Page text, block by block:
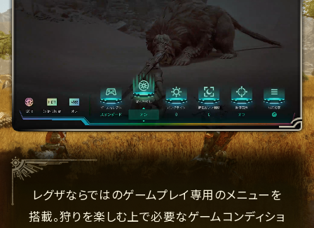
レグザならではのゲームプレイ専用のメニューを
搭載。狩りを楽しむ上で必要なゲームコンディショ